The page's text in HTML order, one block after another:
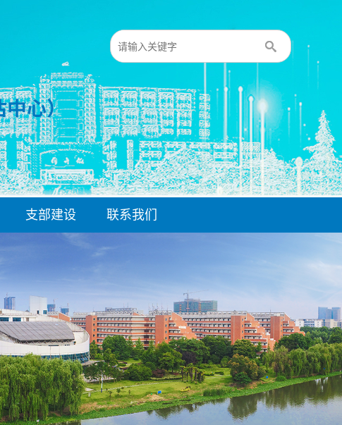
支部建设 联系我们